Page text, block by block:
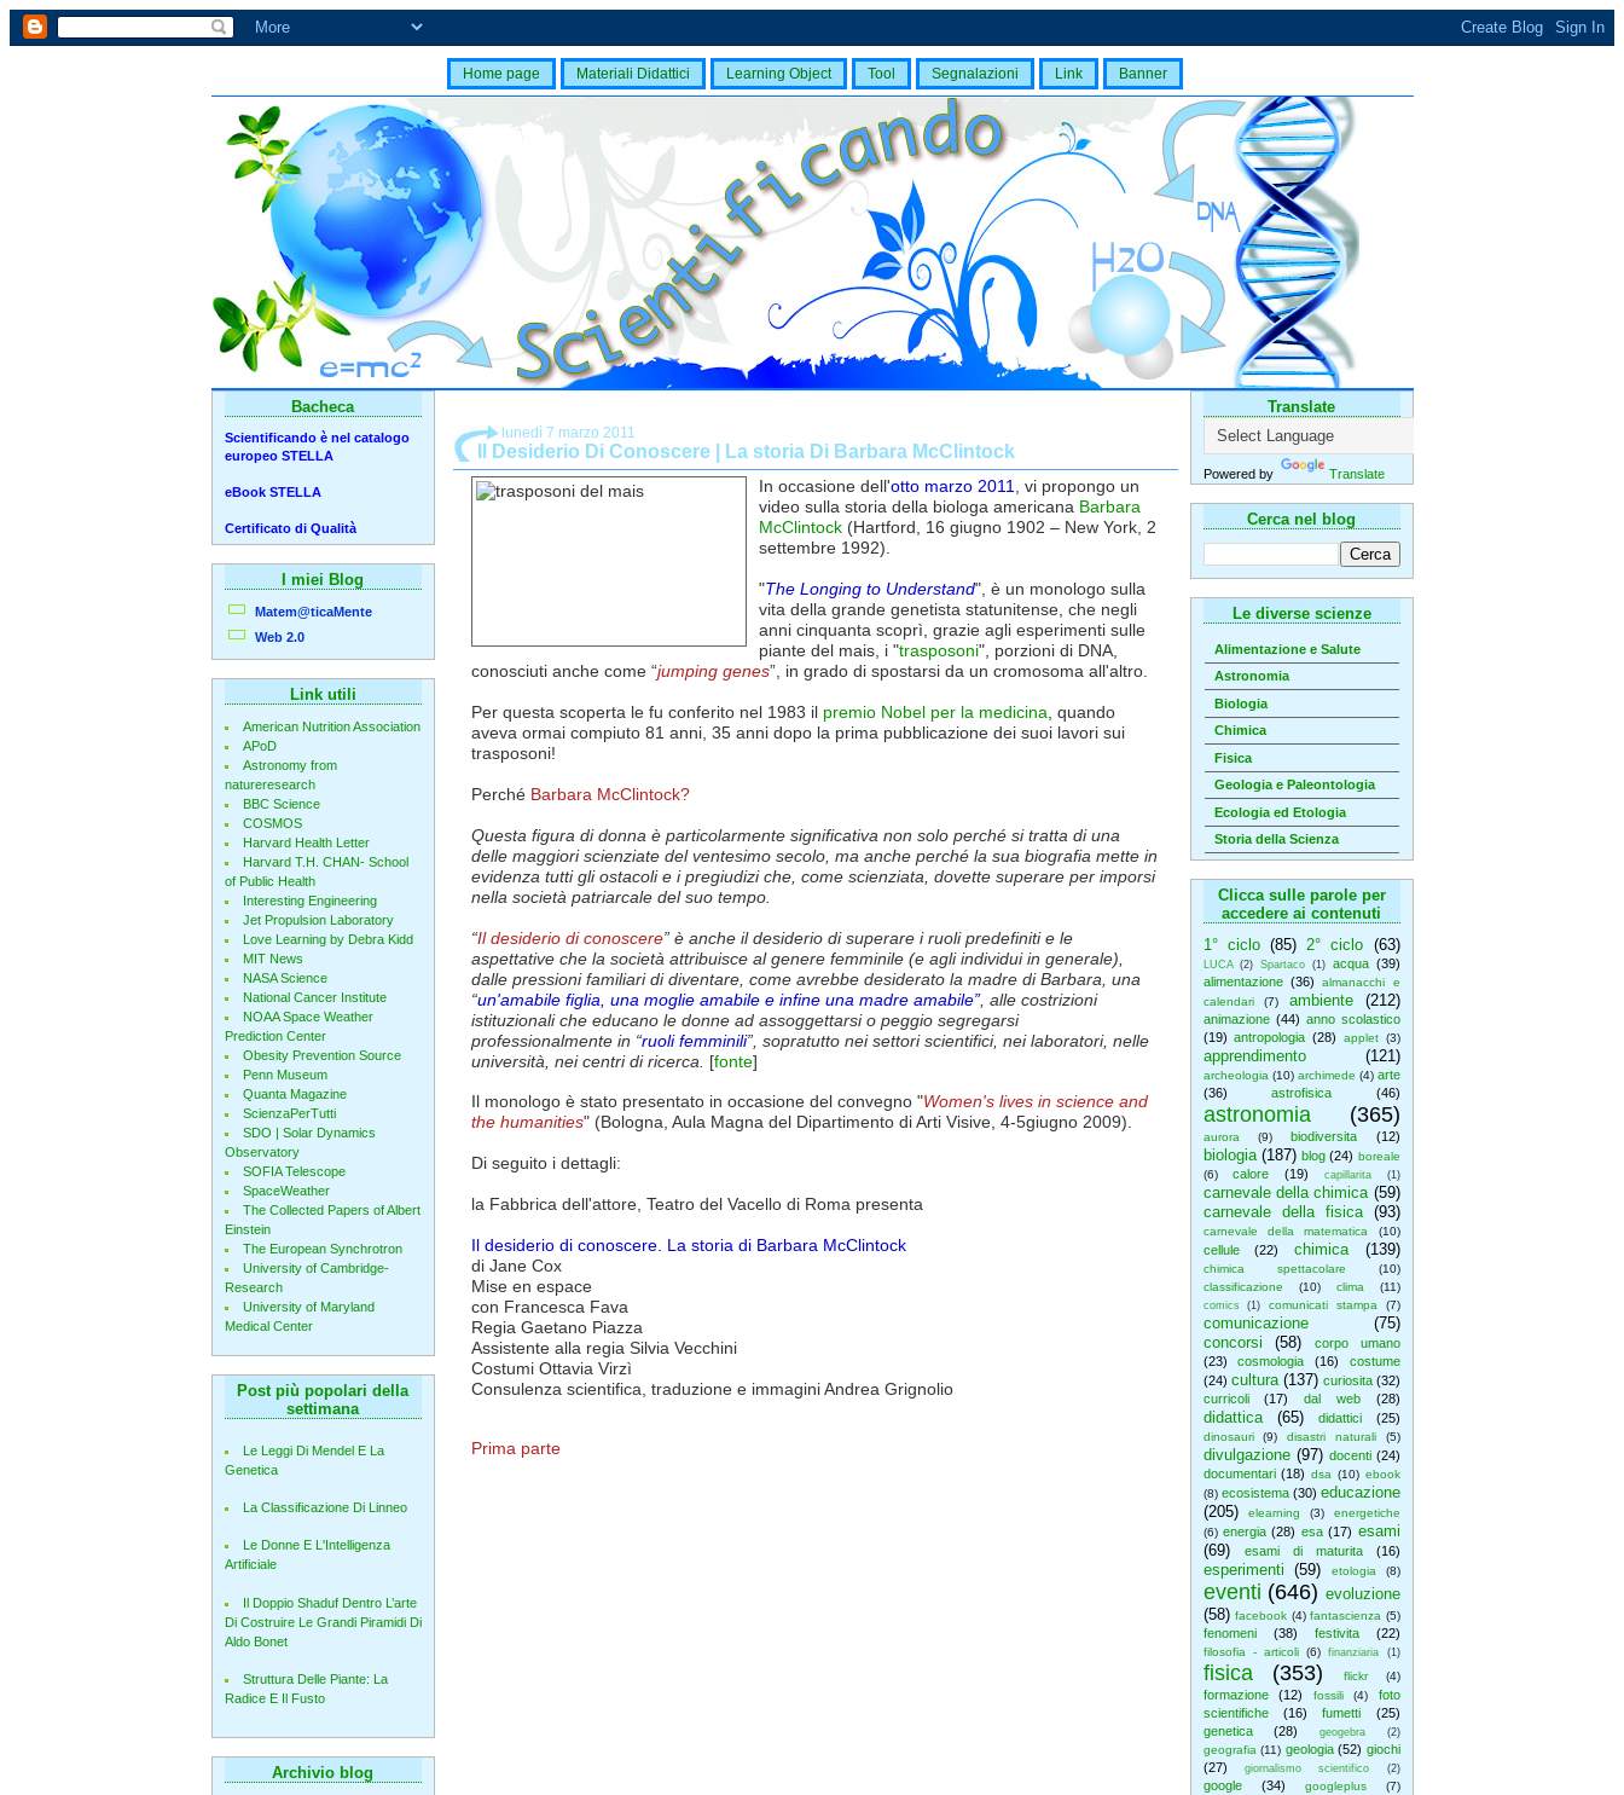
Home page Materiali Didattici Learning Object Tool Segnalazioni Link Banner
Translate
Powered by Translate
Cerca nel blog
Le diverse scienze
Alimentazione e Salute
Astronomia
Biologia
Chimica
Fisica
Geologia e Paleontologia
Ecologia ed Etologia
Storia della Scienza
Clicca sulle parole per
accedere ai contenuti
1° ciclo (85) 2° ciclo (63)
LUCA (2) Spartaco (1) acqua (39)
alimentazione (36)
almanacchi e
calendari
(7) ambiente (212)
animazione (44) anno scolastico
(19) antropologia (28) applet (3)
apprendimento (121)
archeologia (10) archimede (4) arte
(36)
astrofisica (46)
astronomia (365)
aurora (9) biodiversita (12)
biologia (187) blog (24) boreale
(6)
calore (19) capillarita (1)
carnevale della chimica (59)
carnevale della fisica
(93)
carnevale della matematica (10)
cellule (22) chimica (139)
chimica spettacolare
(10)
classificazione
(10) clima (11)
comics (1) comunicati stampa (7)
comunicazione
(75)
concorsi
(58)
corpo umano
(23)
cosmologia (16)
costume
(24) cultura (137) curiosita (32)
curricoli
(17) dal web (28)
didattica (65) didattici (25)
dinosauri (9) disastri naturali (5)
divulgazione (97) docenti (24)
documentari (18) dsa (10) ebook
(8) ecosistema (30) educazione
(205)
elearning (3)
energetiche
(6) energia (28) esa (17) esami
(69)
esami di maturita (16)
esperimenti (59) etologia (8)
eventi (646) evoluzione
(58) facebook (4) fantascienza (5)
fenomeni (38) festivita (22)
filosofia - articoli (6) finanziaria (1)
fisica (353) flickr (4)
formazione (12) fossili (4)
foto
scientifiche
(16) fumetti
(25)
genetica
(28) geogebra (2)
geografia (11) geologia (52) giochi
(27)
giornalismo scientifico (2)
google (34) googleplus (7)
lunedì 7 marzo 2011
Il Desiderio Di Conoscere | La storia Di Barbara McClintock
In occasione dell'otto marzo 2011
, vi propongo un
video sulla storia della biologa americana Barbara
McClintock(Hartford, 16 giugno 1902 – New York, 2
settembre 1992).
"The Longing to Understand", è un monologo sulla
vita della grande genetista statunitense, che negli
anni cinquanta scoprì, grazie agli esperimenti sulle
piante del mais, i "trasposoni", porzioni di DNA,
conosciuti anche come “jumping genes”, in grado di spostarsi da un cromosoma all'altro.
Per questa scoperta le fu conferito nel 1983 il premio Nobel per la medicina , quando
aveva ormai compiuto 81 anni, 35 anni dopo la prima pubblicazione dei suoi lavori sui
trasposoni!
Perché Barbara McClintock?
Questa figura di donna è particolarmente significativa non solo perché si tratta di una
delle maggiori scienziate del ventesimo secolo, ma anche perché la sua biografia mette in
evidenza tutti gli ostacoli e i pregiudizi che, come scienziata, dovette superare per imporsi
nella società patriarcale del suo tempo.
“Il desiderio di conoscere” è anche il desiderio di superare i ruoli predefiniti e le
aspettative che la società attribuisce al genere femminile (e agli individui in generale),
dalle pressioni familiari di diventare, come avrebbe desiderato la madre di Barbara, una
“un'amabile figlia, una moglie amabile e infine una madre amabile”, alle costrizioni
istituzionali che educano le donne ad assoggettarsi o peggio segregarsi
professionalmente in “ruoli femminili”, sopratutto nei settori scientifici, nei laboratori, nelle
università, nei centri di ricerca.
[fonte]
Il monologo è stato presentato in occasione del convegno "Women's lives in science and
the humanities" (Bologna, Aula Magna del Dipartimento di Arti Visive, 4-5giugno 2009).
Di seguito i dettagli:
la Fabbrica dell'attore, Teatro del Vacello di Roma presenta
Il desiderio di conoscere. La storia di Barbara McClintock
di Jane Cox
Mise en espace
con Francesca Fava
Regia Gaetano Piazza
Assistente alla regia Silvia Vecchini
Costumi Ottavia Virzì
Consulenza scientifica, traduzione e immagini Andrea Grignolio
Prima parte
Bacheca
Scientificando è nel catalogo
europeo STELLA
eBook STELLA
Certificato di Qualità
I miei Blog
Matem@ticaMente
Web 2.0
Link utili
American Nutrition Association
APoD
Astronomy from
natureresearch
BBC Science
COSMOS
Harvard Health Letter
Harvard T.H. CHAN- School
of Public Health
Interesting Engineering
Jet Propulsion Laboratory
Love Learning by Debra Kidd
MIT News
NASA Science
National Cancer Institute
NOAA Space Weather
Prediction Center
Obesity Prevention Source
Penn Museum
Quanta Magazine
ScienzaPerTutti
SDO | Solar Dynamics
Observatory
SOFIA Telescope
SpaceWeather
The Collected Papers of Albert
Einstein
The European Synchrotron
University of Cambridge-
Research
University of Maryland
Medical Center
Post più popolari della
settimana
Le Leggi Di Mendel E La
Genetica
La Classificazione Di Linneo
Le Donne E L'Intelligenza
Artificiale
Il Doppio Shaduf Dentro L’arte
Di Costruire Le Grandi Piramidi Di
Aldo Bonet
Struttura Delle Piante: La
Radice E Il Fusto
Archivio blog